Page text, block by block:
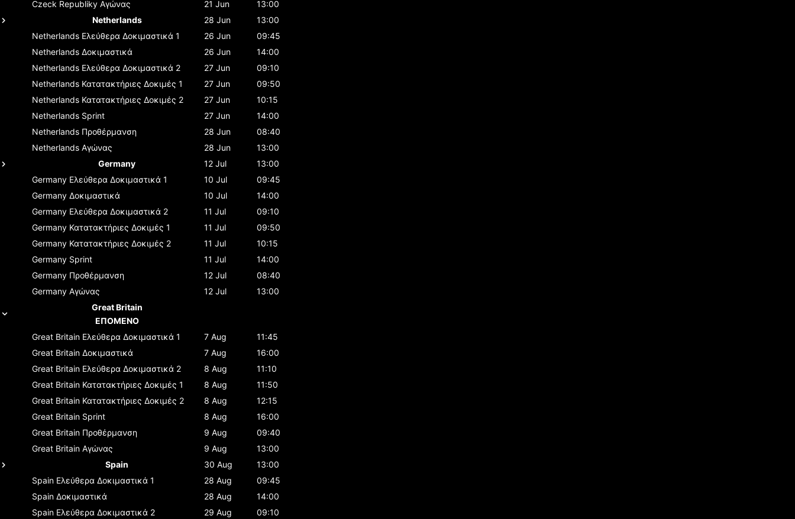
Czeck Republiky Αγώνας 21 Jun
13:00
Netherlands
28 Jun
13:00
Netherlands Ελεύθερα Δοκιμαστικά 1 26 Jun
09:45
Netherlands Δοκιμαστικά 26 Jun
14:00
Netherlands Ελεύθερα Δοκιμαστικά 2 27 Jun
09:10
Netherlands Κατατακτήριες Δοκιμές 1 27 Jun
09:50
Netherlands Κατατακτήριες Δοκιμές 2 27 Jun
10:15
Netherlands Sprint 27 Jun
14:00
Netherlands Προθέρμανση 28 Jun
08:40
Netherlands Αγώνας 28 Jun
13:00
Germany
12 Jul
13:00
Germany Ελεύθερα Δοκιμαστικά 1 10 Jul
09:45
Germany Δοκιμαστικά 10 Jul
14:00
Germany Ελεύθερα Δοκιμαστικά 2 11 Jul
09:10
Germany Κατατακτήριες Δοκιμές 1 11 Jul
09:50
Germany Κατατακτήριες Δοκιμές 2 11 Jul
10:15
Germany Sprint 11 Jul
14:00
Germany Προθέρμανση 12 Jul
08:40
Germany Αγώνας 12 Jul
13:00
Great Britain
ΕΠΟΜΕΝΟ
Great Britain Ελεύθερα Δοκιμαστικά 1 7 Aug
11:45
Great Britain Δοκιμαστικά 7 Aug
16:00
Great Britain Ελεύθερα Δοκιμαστικά 2 8 Aug
11:10
Great Britain Κατατακτήριες Δοκιμές 1 8 Aug
11:50
Great Britain Κατατακτήριες Δοκιμές 2 8 Aug
12:15
Great Britain Sprint 8 Aug
16:00
Great Britain Προθέρμανση 9 Aug
09:40
Great Britain Αγώνας 9 Aug
13:00
Spain
30 Aug
13:00
Spain Ελεύθερα Δοκιμαστικά 1 28 Aug
09:45
Spain Δοκιμαστικά 28 Aug
14:00
Spain Ελεύθερα Δοκιμαστικά 2 29 Aug 09:10